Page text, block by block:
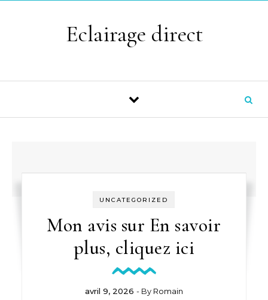
Eclairage direct
UNCATEGORIZED
Mon avis sur En savoir
plus, cliquez ici
avril 9, 2026 - By Romain